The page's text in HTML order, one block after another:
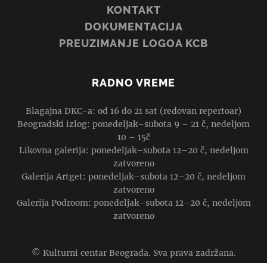
KONTAKT
DOKUMENTACIJA
PREUZIMANJE LOGOA KCB
RADNO VREME
Blagajna DKC-a: od 16 do 21 sat (redovan repertoar)
Beogradski izlog: ponedeljak–subota 9 – 21 č, nedeljom
10 – 15č
Likovna galerija: ponedeljak–subota 12–20 č, nedeljom
zatvoreno
Galerija Artget: ponedeljak–subota 12–20 č, nedeljom
zatvoreno
Galerija Podroom: ponedeljak–subota 12–20 č, nedeljom
zatvoreno
© Kulturni centar Beograda. Sva prava zadržana.